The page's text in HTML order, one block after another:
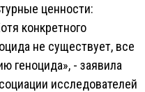
ценности:
конкретного
не существует, все
геноцида», - заявила
исследователей